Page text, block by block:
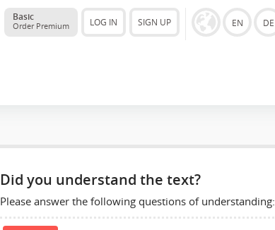
Basic
Order Premium LOG IN SIGN UP EN DE
Did you understand the text?
Please answer the following questions of understanding: